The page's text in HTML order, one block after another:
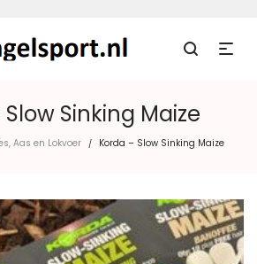
Sinking Maize
Aas en Lokvoer / Korda – Slow Sinking Maize